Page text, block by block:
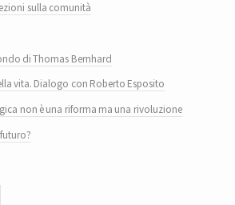
sulla comunità
di Thomas Bernhard
vita. Dialogo con Roberto Esposito
non è una riforma ma una rivoluzione